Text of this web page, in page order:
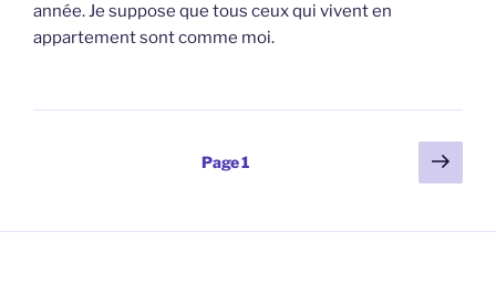
année. Je suppose que tous ceux qui vivent en
appartement sont comme moi.
Page1
Page